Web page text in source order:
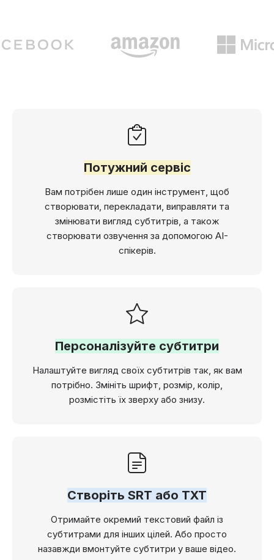
Потужний сервіс
Вам потрібен лише один інструмент, щоб
створювати, перекладати, виправляти та
змінювати вигляд субтитрів, а також
створювати озвучення за допомогою AI-
спікерів.
Персоналізуйте субтитри
Налаштуйте вигляд своїх субтитрів так, як вам
потрібно. Змініть шрифт, розмір, колір,
розмістіть їх зверху або знизу.
Створіть SRT або TXT
Отримайте окремий текстовий файл із
субтитрами для інших цілей. Або просто
назавжди вмонтуйте субтитри у ваше відео.